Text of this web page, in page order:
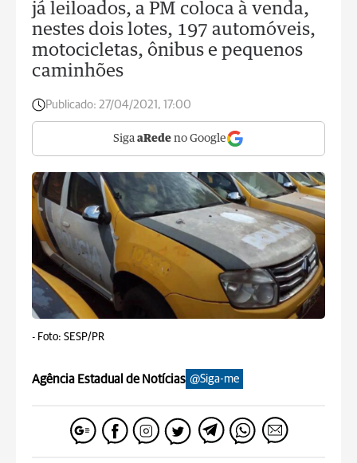
já leiloados, a PM coloca à venda,
nestes dois lotes, 197 automóveis,
motocicletas, ônibus e pequenos
caminhões
Publicado: 27/04/2021, 17:00
Siga aRede no Google
- Foto: SESP/PR
Agência Estadual de Notícias @Siga-me